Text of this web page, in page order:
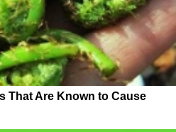
That Are Known to Cause